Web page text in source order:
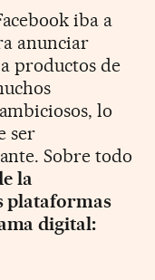
iba a
anunciar
productos de
lo
ser
Sobre todo
la
plataformas
digital: